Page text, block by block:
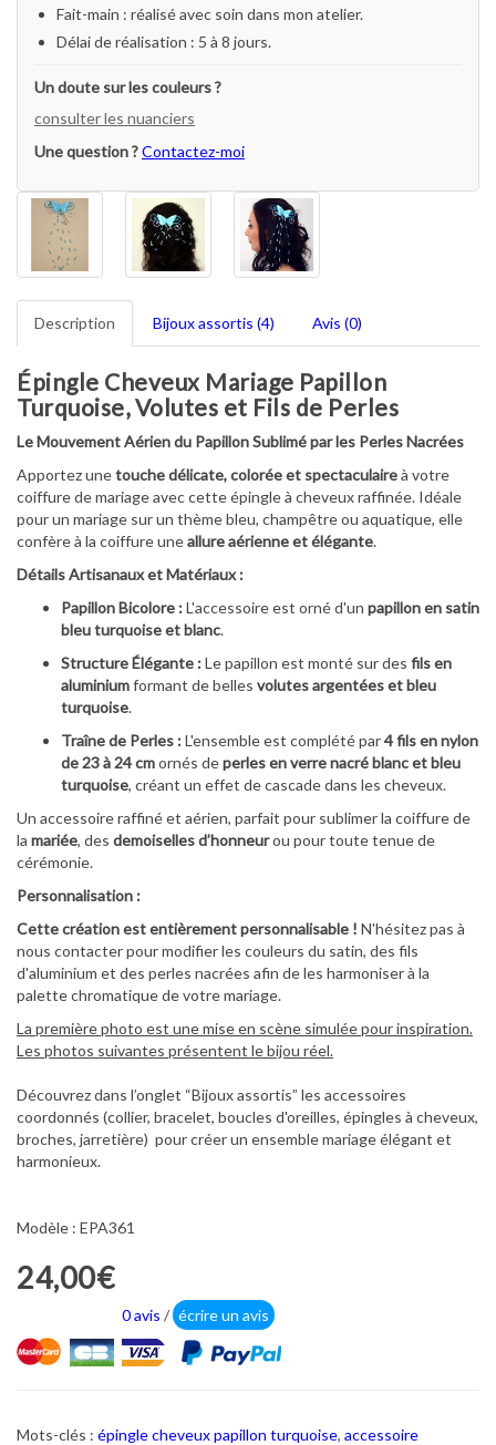
Fait-main : réalisé avec soin dans mon atelier.
Délai de réalisation : 5 à 8 jours.
Un doute sur les couleurs ?
consulter les nuanciers
Une question ?Contactez-moi
Description Bijoux assortis (4) Avis (0)
Épingle Cheveux Mariage Papillon
Turquoise, Volutes et Fils de Perles
Le Mouvement Aérien du Papillon Sublimé par les Perles Nacrées
Apportez unetouche délicate, colorée et spectaculaireà votre
coiffure de mariage avec cette épingle à cheveux raffinée. Idéale
pour un mariage sur un thème bleu, champêtre ou aquatique, elle
confère à la coiffure uneallure aérienne et élégante.
Détails Artisanaux et Matériaux :
Papillon Bicolore :L'accessoire est orné d'un papillon en satin
bleu turquoise et blanc.
Structure Élégante :Le papillon est monté sur des fils en
aluminiumformant de belles volutes argentées et bleu
turquoise.
Traîne de Perles :L'ensemble est complété par4 fils en nylon
de 23 à 24 cmornés deperles en verre nacré blanc et bleu
turquoise, créant un effet de cascade dans les cheveux.
Un accessoire raffiné et aérien, parfait pour sublimer la coiffure de
la mariée, des demoiselles d’honneurou pour toute tenue de
cérémonie.
Personnalisation :
Cette création est entièrement personnalisable ! N'hésitez pas à
nous contacter pour modifier les couleurs du satin, des fils
d'aluminium et des perles nacrées afin de les harmoniser à la
palette chromatique de votre mariage.
La première photo est une mise en scène simulée pour inspiration.
Les photos suivantes présentent le bijou réel.
Découvrez dans l’onglet “Bijoux assortis” les accessoires
coordonnés (collier, bracelet, boucles d'oreilles, épingles à cheveux,
broches, jarretière) pour créer un ensemble mariage élégant et
harmonieux.
Modèle : EPA361
24,00€
0 avis / écrire un avis
Mots-clés : épingle cheveux papillon turquoise, accessoire